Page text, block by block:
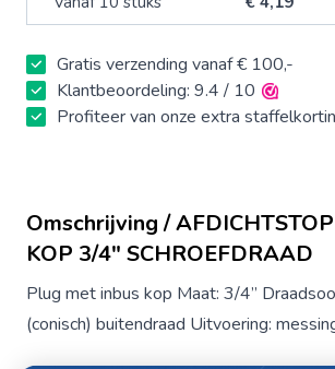
Gratis verzending vanaf € 100,-
Klantbeoordeling: 9.4 / 10
Profiteer van onze extra
Omschrijving /
KOP 3/4" SCHROEFDRAAD
Plug met inbus kop Maat: 3/4”
(conisch) buitendraad Uitvoering: